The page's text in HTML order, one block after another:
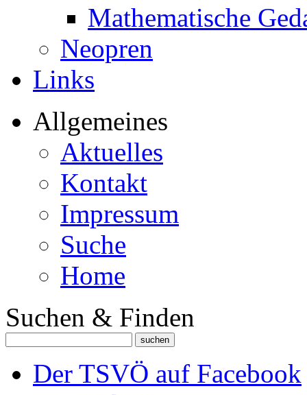
Mathematische
Neopren
Links
Allgemeines
Aktuelles
Kontakt
Impressum
Suche
Home
Suchen & Finden
Der TSVÖ auf Facebook